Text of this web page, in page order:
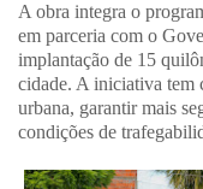
A obra integra o
em parceria com o
implantação de 15
cidade. A iniciativa tem
urbana, garantir mais
condições de